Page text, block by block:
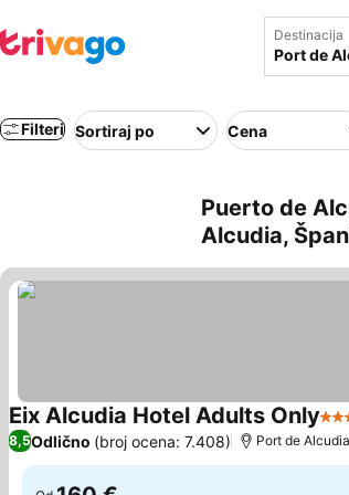
Destinacija
Filteri Sortiraj po Cena
Puerto de
Alcudia,
Eix Alcudia Hotel Adults Only4
8,5Odlično (broj ocena: 7.408) Port de